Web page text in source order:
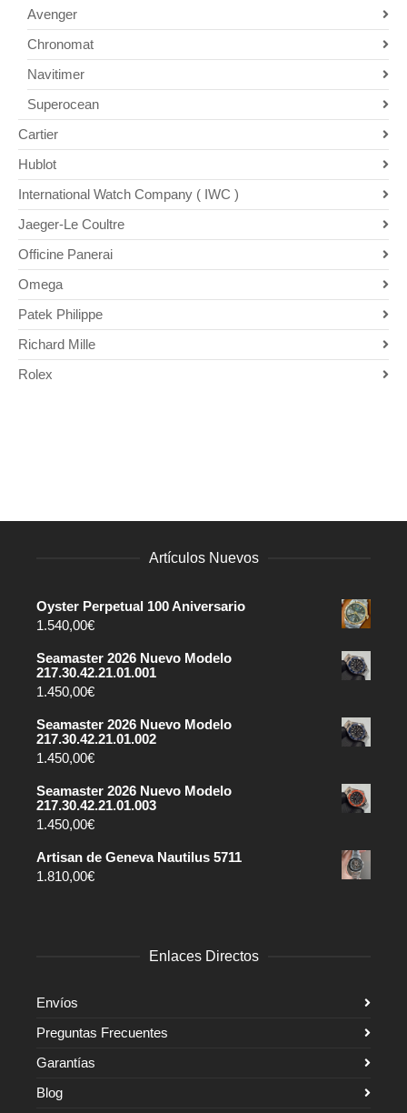
Avenger
Chronomat
Navitimer
Superocean
Cartier
Hublot
International Watch Company ( IWC )
Jaeger-Le Coultre
Officine Panerai
Omega
Patek Philippe
Richard Mille
Rolex
Artículos Nuevos
Oyster Perpetual 100 Aniversario
1.540,00€
Seamaster 2026 Nuevo Modelo
217.30.42.21.01.001
1.450,00€
Seamaster 2026 Nuevo Modelo
217.30.42.21.01.002
1.450,00€
Seamaster 2026 Nuevo Modelo
217.30.42.21.01.003
1.450,00€
Artisan de Geneva Nautilus 5711
1.810,00€
Enlaces Directos
Envíos
Preguntas Frecuentes
Garantías
Blog